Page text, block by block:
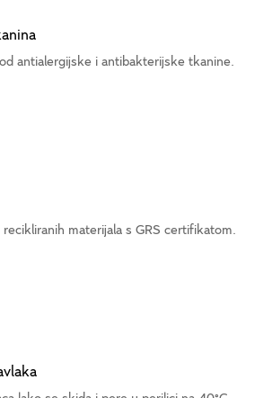
antialergijske i antibakterijske tkanine.
recikliranih materijala s GRS certifikatom.